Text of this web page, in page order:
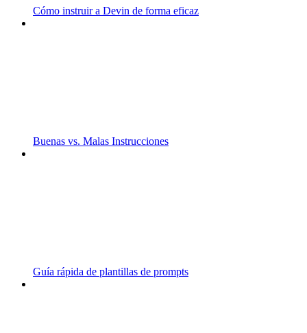
Cómo instruir a Devin de forma eficaz
Buenas vs. Malas Instrucciones
Guía rápida de plantillas de prompts